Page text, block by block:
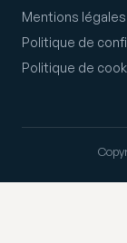
Mentions légales
Politique de
Politique de